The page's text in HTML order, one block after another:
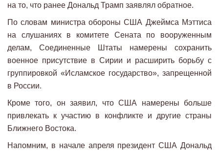
на то, что ранее Дональд Трамп заявлял обратное.
По словам министра обороны США Джеймса Мэттиса
на слушаниях в комитете Сената по вооруженным
делам, Соединенные Штаты намерены сохранить
военное присутствие в Сирии и расширить борьбу с
группировкой «Исламское государство», запрещенной
в России.
Кроме того, он заявил, что США намерены больше
привлекать к участию в конфликте и другие страны
Ближнего Востока.
Напомним, в начале апреля президент США Дональд